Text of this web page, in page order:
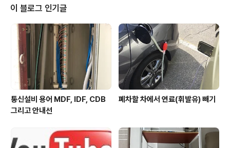
스였나보다. 지금은 구독자 수가 100명 이상인 블로그들의 포스팅을 노출하는
페이지가 되어 있다. 일종의 메타블로그 역할을 하고 있는 셈이..
이 블로그 인기글
통신설비 용어 MDF, IDF, CDB
그리고 안내선
폐차할 차에서 연료(휘발유) 빼기